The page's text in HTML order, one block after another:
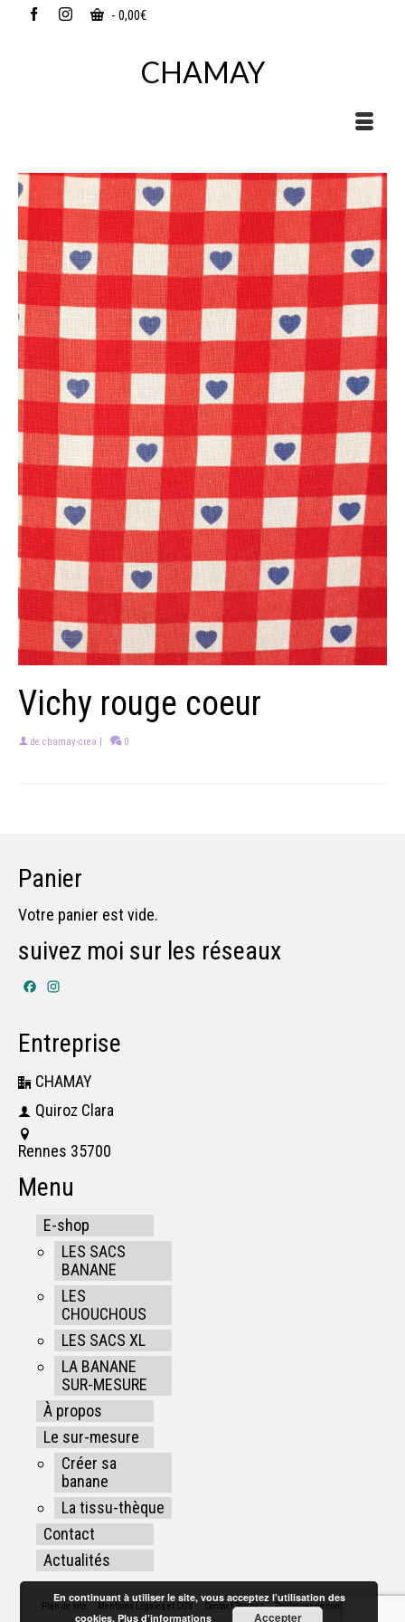
- 0,00€
CHAMAY
Vichy rouge coeur
de chamay-crea | 0
Panier
Votre panier est vide.
suivez moi sur les réseaux
Facebook
Entreprise
CHAMAY
Quiroz Clara
Rennes 35700
Menu
E-shop
LES SACS
BANANE
LES
CHOUCHOUS
LES SACS XL
LA BANANE
SUR-MESURE
À propos
Le sur-mesure
Créer sa
banane
La tissu-thèque
Contact
Actualités
Plan de site Mentions Légales et CGV Contact Rennes Politiques de confidentialité
En continuant à utiliser le site, vous acceptez l’utilisation des
cookies.Plus d’informations Accepter